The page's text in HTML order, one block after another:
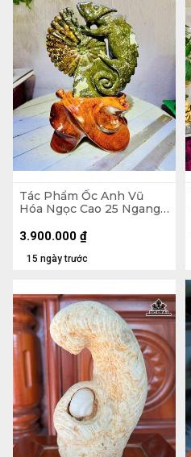
Tác Phẩm Ốc Anh Vũ
Hóa Ngọc Cao 25 Ngang
15 ngày trước
3.900.000 ₫